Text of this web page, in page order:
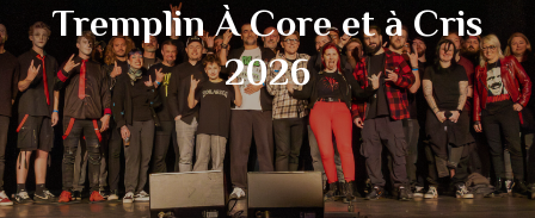
Tremplin À Core et à Cris
2026